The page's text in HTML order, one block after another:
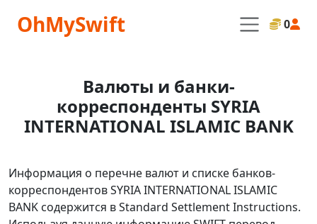
OhMySwift 0
Валюты и банки-
корреспонденты SYRIA
INTERNATIONAL ISLAMIC BANK
Информация о перечне валют и списке банков-
корреспондентов SYRIA INTERNATIONAL ISLAMIC
BANK содержится в Standard Settlement Instructions.